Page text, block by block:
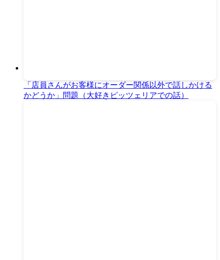
「店員さんがお客様にオーダー関係以外で話しかける
かどうか」問題（大好きピッツェリアでの話）